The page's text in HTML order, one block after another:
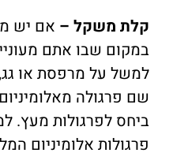
קלת משקל – אם יש
במקום שבו אתם
למשל על מרפסת או
שם פרגולה
ביחס לפרגולות
פרגולות אלומיניום